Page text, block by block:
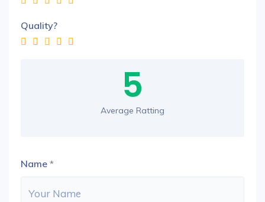
Quality?
5
Average Ratting
Name *